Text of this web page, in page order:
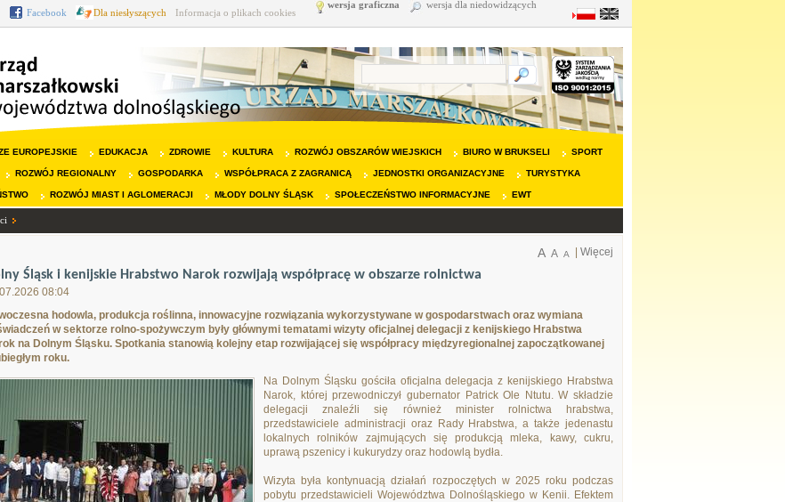
Facebook Dla niesłyszących Informacja o plikach cookies
wersja graficzna wersja dla niedowidzących
EUROPEJSKIE EDUKACJA ZDROWIE KULTURA ROZWÓJ OBSZARÓW WIEJSKICH BIURO W BRUKSELI SPORT
ROZWÓJ REGIONALNY GOSPODARKA WSPÓŁPRACA Z ZAGRANICĄ JEDNOSTKI ORGANIZACYJNE TURYSTYKA
ROZWÓJ MIAST I AGLOMERACJI MŁODY DOLNY ŚLĄSK SPOŁECZEŃSTWO INFORMACYJNE EWT
Więcej
A A A
Śląsk i kenijskie Hrabstwo Narok rozwijają współpracę w obszarze rolnictwa
08:04
hodowla, produkcja roślinna, innowacyjne rozwiązania wykorzystywane w gospodarstwach oraz wymiana
w sektorze rolno-spożywczym były głównymi tematami wizyty oficjalnej delegacji z kenijskiego Hrabstwa
na Dolnym Śląsku. Spotkania stanowią kolejny etap rozwijającej się współpracy międzyregionalnej zapoczątkowanej
roku.
Na Dolnym Śląsku gościła oficjalna delegacja z kenijskiego Hrabstwa
Narok, której przewodniczył gubernator Patrick Ole Ntutu. W składzie
delegacji znaleźli się również minister rolnictwa hrabstwa,
przedstawiciele administracji oraz Rady Hrabstwa, a także jedenastu
lokalnych rolników zajmujących się produkcją mleka, kawy, cukru,
uprawą pszenicy i kukurydzy oraz hodowlą bydła.
Wizyta była kontynuacją działań rozpoczętych w 2025 roku podczas
pobytu przedstawicieli Województwa Dolnośląskiego w Kenii. Efektem